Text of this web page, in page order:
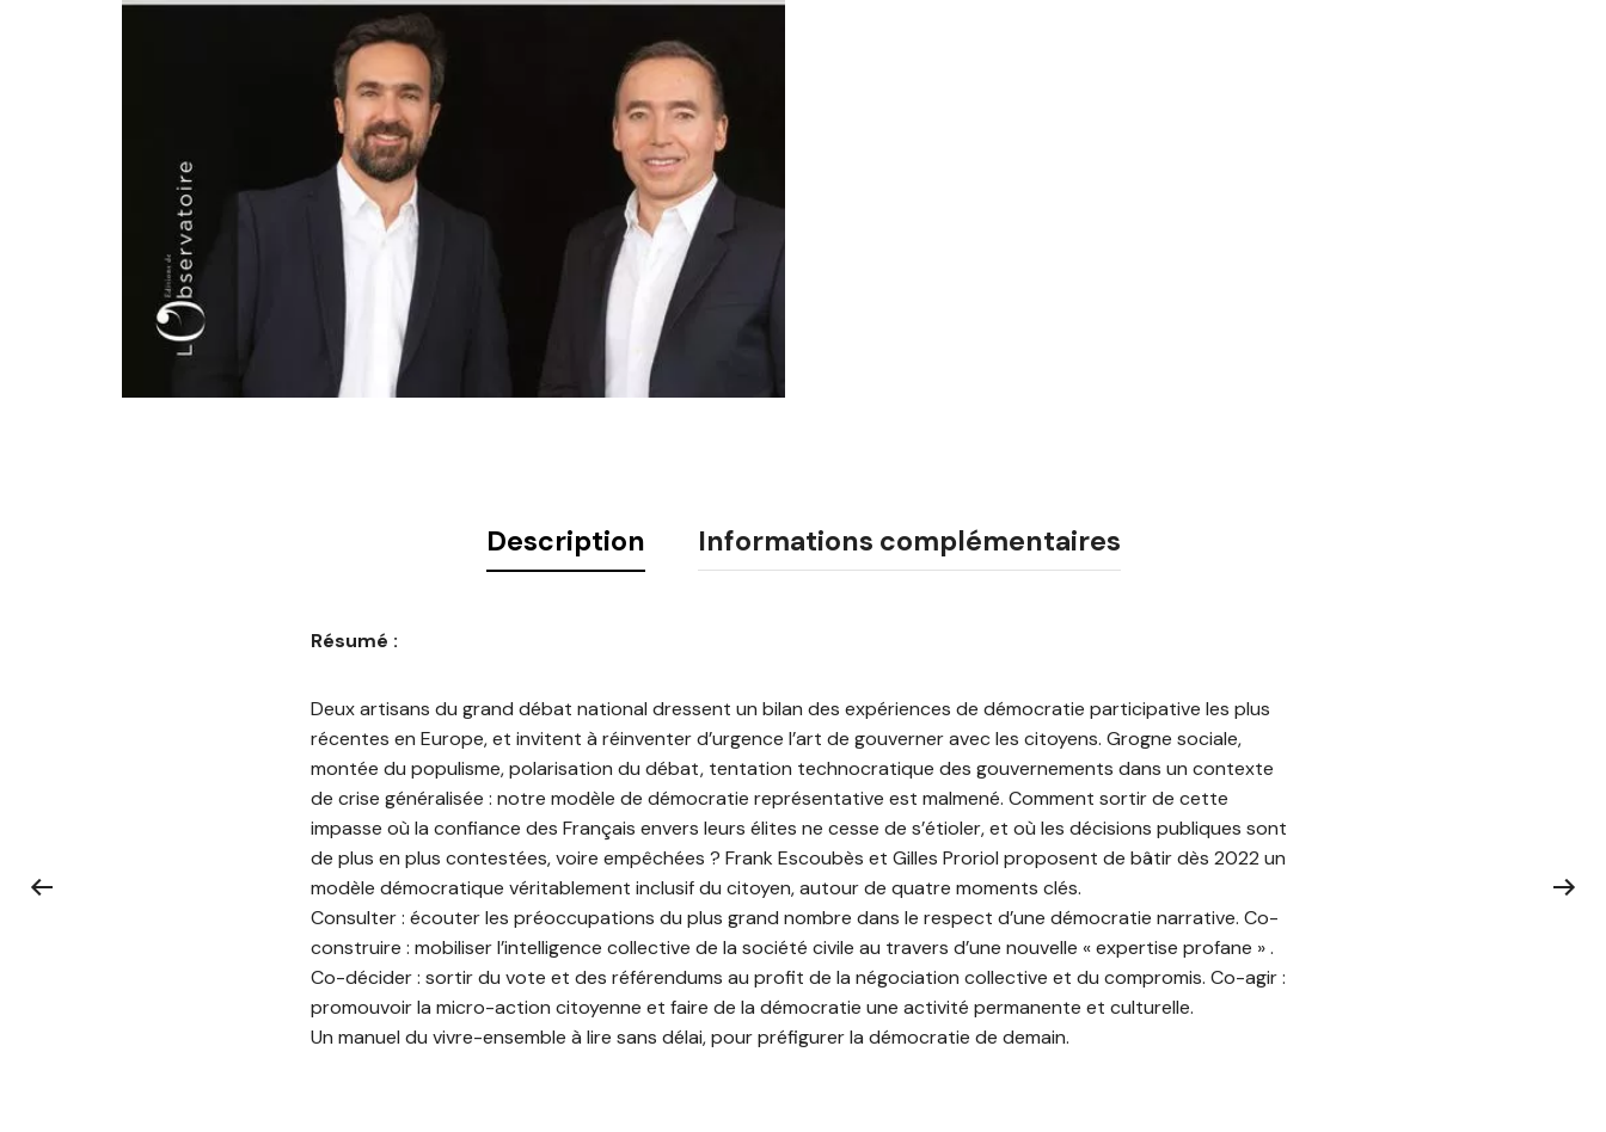
Description Informations complémentaires
Résumé :
Deux artisans du grand débat national dressent un bilan des expériences de démocratie participative les plus
récentes en Europe, et invitent à réinventer d’urgence l’art de gouverner avec les citoyens. Grogne sociale,
montée du populisme, polarisation du débat, tentation technocratique des gouvernements dans un contexte
de crise généralisée : notre modèle de démocratie représentative est malmené. Comment sortir de cette
impasse où la confiance des Français envers leurs élites ne cesse de s’étioler, et où les décisions publiques sont
de plus en plus contestées, voire empêchées ? Frank Escoubès et Gilles Proriol proposent de bâtir dès 2022 un
modèle démocratique véritablement inclusif du citoyen, autour de quatre moments clés.
Consulter : écouter les préoccupations du plus grand nombre dans le respect d’une démocratie narrative. Co-
construire : mobiliser l’intelligence collective de la société civile au travers d’une nouvelle « expertise profane » .
Co-décider : sortir du vote et des référendums au profit de la négociation collective et du compromis. Co-agir :
promouvoir la micro-action citoyenne et faire de la démocratie une activité permanente et culturelle.
Un manuel du vivre-ensemble à lire sans délai, pour préfigurer la démocratie de demain.